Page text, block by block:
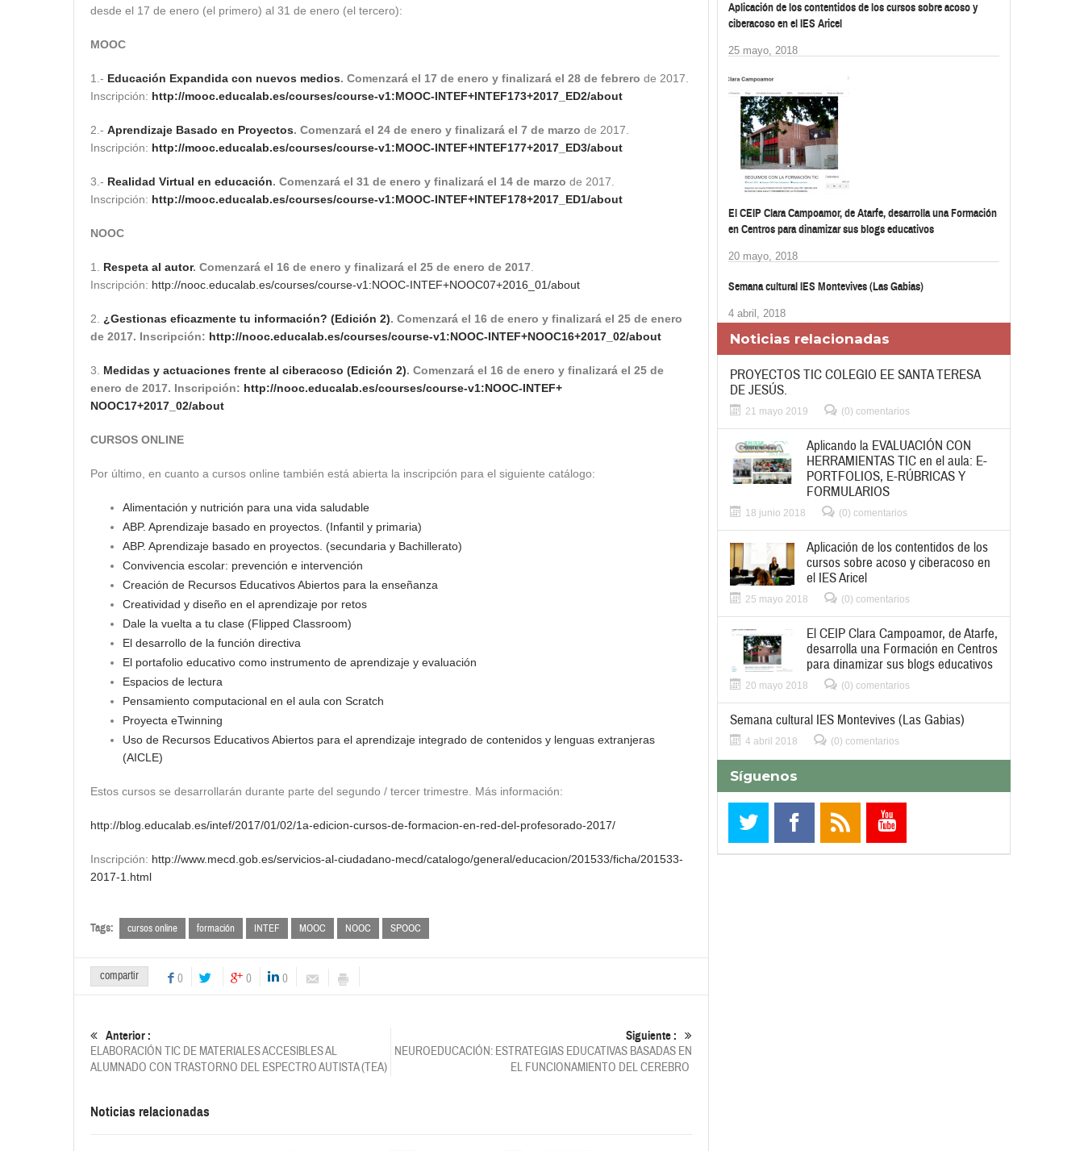
desde el 17 de enero (el primero) al 31 de enero (el tercero):
MOOC
1.- Educación Expandida con nuevos medios. Comenzará el 17 de enero y finalizará el 28 de febrero de 2017.
Inscripción: http://mooc.educalab.es/courses/course-v1:MOOC-INTEF+INTEF173+2017_ED2/about
2.- Aprendizaje Basado en Proyectos. Comenzará el 24 de enero y finalizará el 7 de marzo de 2017.
Inscripción: http://mooc.educalab.es/courses/course-v1:MOOC-INTEF+INTEF177+2017_ED3/about
3.- Realidad Virtual en educación. Comenzará el 31 de enero y finalizará el 14 de marzo de 2017.
Inscripción: http://mooc.educalab.es/courses/course-v1:MOOC-INTEF+INTEF178+2017_ED1/about
NOOC
1. Respeta al autor. Comenzará el 16 de enero y finalizará el 25 de enero de 2017
Inscripción: http://nooc .educalab.es/courses/course-v1:NOOC-INTEF+NOOC07+2016_01/about
2. ¿Gestionas eficazmente tu información? (Edición 2). Comenzará el 16 de enero y finalizará el 25 de enero
de 2017. Inscripción: http://nooc.educalab.es/courses/course-v1:NOOC-INTEF+NOOC16+2017_02/about
3. Medidas y actuaciones frente al ciberacoso (Edición 2). Comenzará el 16 de enero y finalizará el 25 de
enero de 2017. Inscripción: http://nooc.educalab.es/courses/course-v1:NOOC-INTEF+
NOOC17+2017_02/about
CURSOS ONLINE
Por último, en cuanto a cursos online también está abierta la inscripción para el siguiente catálogo:
Alimentación y nutrición para una vida saludable
ABP. Aprendizaje basado en proyectos. (Infantil y primaria)
ABP. Aprendizaje basado en proyectos. (secundaria y Bachillerato)
Convivencia escolar: prevención e intervención
Creación de Recursos Educativos Abiertos para la enseñanza
Creatividad y diseño en el aprendizaje por retos
Dale la vuelta a tu clase (Flipped Classroom)
El desarrollo de la función directiva
El portafolio educativo como instrumento de aprendizaje y evaluación
Espacios de lectura
Pensamiento computacional en el aula con Scratch
Proyecta eTwinning
Uso de Recursos Educativos Abiertos para el aprendizaje integrado de contenidos y lenguas extranjeras
(AICLE)
Estos cursos se desarrollarán durante parte del segundo / tercer trimestre. Más información:
http://blog.educalab.es/intef/2017/01/02/1a-edicion-cursos-de-formacion-en-red-del-profesorado-2017/
Inscripción: http://www.mecd.gob.es/servicios-al-ciudadano-mecd/catalogo/general/educacion/201533/ficha/201533-
2017-1.html
Tags: cursos online formación INTEF MOOC NOOC SPOOC
compartir 0 0 0
Anterior :
ELABORACIÓN TIC DE MATERIALES ACCESIBLES AL
ALUMNADO CON TRASTORNO DEL ESPECTRO AUTISTA (TEA)
Siguiente :
NEUROEDUCACIÓN: ESTRATEGIAS EDUCATIVAS BASADAS EN
EL FUNCIONAMIENTO DEL CEREBRO
Noticias relacionadas
Aplicación de los contentidos de los cursos sobre acoso y
ciberacoso en el IES Aricel
25 mayo, 2018
El CEIP Clara Campoamor, de Atarfe, desarrolla una Formación
en Centros para dinamizar sus blogs educativos
20 mayo, 2018
Semana cultural IES Montevives (Las Gabias)
4 abril, 2018
Noticias relacionadas
PROYECTOS TIC COLEGIO EE SANTA TERESA
DE JESÚS.
21 mayo 2019 (0) comentarios
Aplicando la EVALUACIÓN CON
HERRAMIENTAS TIC en el aula: E-
PORTFOLIOS, E-RÚBRICAS Y
FORMULARIOS
18 junio 2018 (0) comentarios
Aplicación de los contentidos de los
cursos sobre acoso y ciberacoso en
el IES Aricel
25 mayo 2018 (0) comentarios
El CEIP Clara Campoamor, de Atarfe,
desarrolla una Formación en Centros
para dinamizar sus blogs educativos
20 mayo 2018 (0) comentarios
Semana cultural IES Montevives (Las Gabias)
4 abril 2018 (0) comentarios
Síguenos